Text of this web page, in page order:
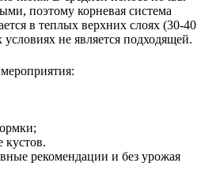
поэтому корневая система
в теплых верхних слоях (30-40
не является подходящей.
кустов.
рекомендации и без урожая